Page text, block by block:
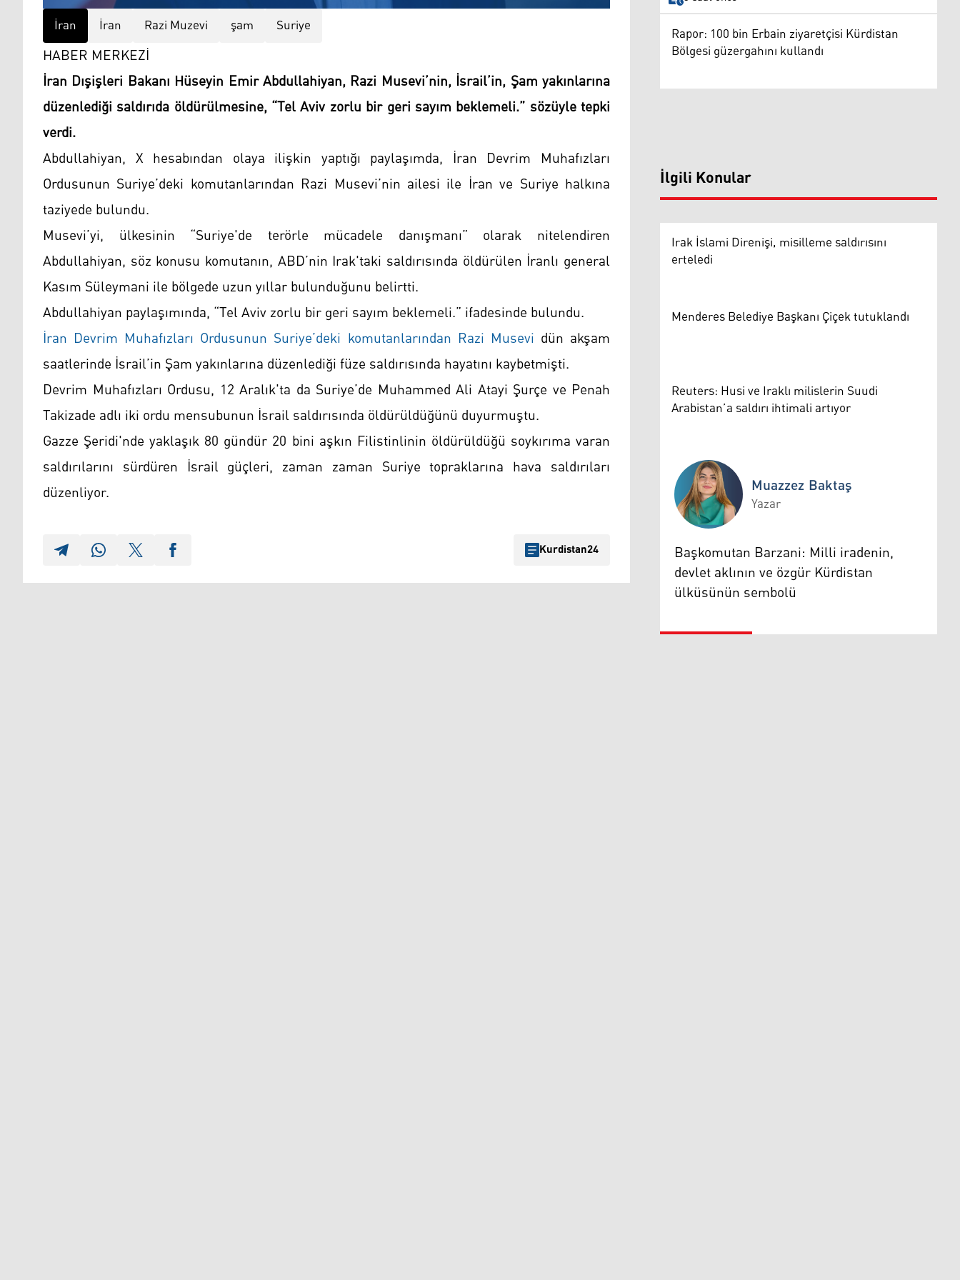
İran İran Razi Muzevi şam Suriye
HABER MERKEZİ
İran Dışişleri Bakanı Hüseyin Emir Abdullahiyan, Razi Musevi’nin, İsrail’in, Şam yakınlarına
düzenlediği saldırıda öldürülmesine, “Tel Aviv zorlu bir geri sayım beklemeli.” sözüyle tepki
verdi.
Abdullahiyan, X hesabından olaya ilişkin yaptığı paylaşımda, İran Devrim Muhafızları
Ordusunun Suriye’deki komutanlarından Razi Musevi’nin ailesi ile İran ve Suriye halkına
taziyede bulundu.
Musevi’yi, ülkesinin “Suriye'de terörle mücadele danışmanı” olarak nitelendiren
Abdullahiyan, söz konusu komutanın, ABD’nin Irak'taki saldırısında öldürülen İranlı general
Kasım Süleymani ile bölgede uzun yıllar bulunduğunu belirtti.
Abdullahiyan paylaşımında, “Tel Aviv zorlu bir geri sayım beklemeli.” ifadesinde bulundu.
İran Devrim Muhafızları Ordusunun Suriye’deki komutanlarından Razi Musevi dün akşam
saatlerinde İsrail’in Şam yakınlarına düzenlediği füze saldırısında hayatını kaybetmişti.
Devrim Muhafızları Ordusu, 12 Aralık'ta da Suriye’de Muhammed Ali Atayi Şurçe ve Penah
Takizade adlı iki ordu mensubunun İsrail saldırısında öldürüldüğünü duyurmuştu.
Gazze Şeridi'nde yaklaşık 80 gündür 20 bini aşkın Filistinlinin öldürüldüğü soykırıma varan
saldırılarını sürdüren İsrail güçleri, zaman zaman Suriye topraklarına hava saldırıları
düzenliyor.
Kurdistan24
Rapor: 100 bin Erbain ziyaretçisi Kürdistan
Bölgesi güzergahını kullandı
İlgili Konular
Irak İslami Direnişi, misilleme saldırısını
erteledi
Menderes Belediye Başkanı Çiçek tutuklandı
Reuters: Husi ve Iraklı milislerin Suudi
Arabistan’a saldırı ihtimali artıyor
Muazzez Baktaş
Muazzez Baktaş
Yazar
Başkomutan Barzani: Milli iradenin,
devlet aklının ve özgür Kürdistan
ülküsünün sembolü